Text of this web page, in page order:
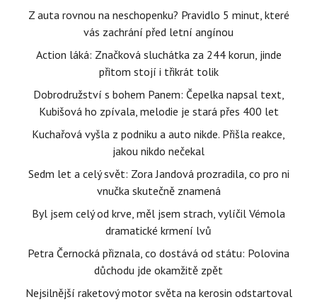
Z auta rovnou na neschopenku? Pravidlo 5 minut, které
vás zachrání před letní angínou
Action láká: Značková sluchátka za 244 korun, jinde
přitom stojí i třikrát tolik
Dobrodružství s bohem Panem: Čepelka napsal text,
Kubišová ho zpívala, melodie je stará přes 400 let
Kuchařová vyšla z podniku a auto nikde. Přišla reakce,
jakou nikdo nečekal
Sedm let a celý svět: Zora Jandová prozradila, co pro ni
vnučka skutečně znamená
Byl jsem celý od krve, měl jsem strach, vylíčil Vémola
dramatické krmení lvů
Petra Černocká přiznala, co dostává od státu: Polovina
důchodu jde okamžitě zpět
Nejsilnější raketový motor světa na kerosin odstartoval